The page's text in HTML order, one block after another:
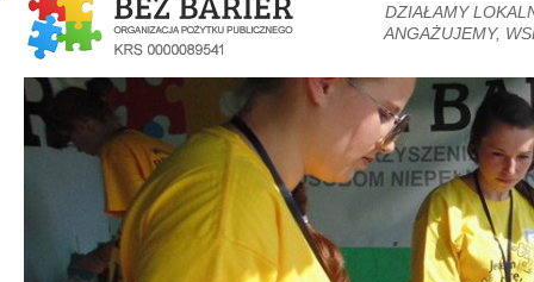
DZIAŁAMY
ANGAŻUJEMY,